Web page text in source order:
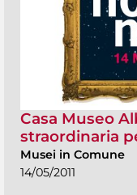
Casa Museo
straordinaria
Musei in Comune
14/05/2011